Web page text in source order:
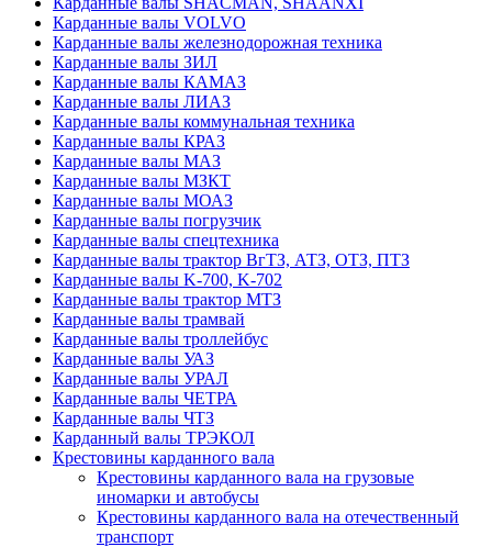
Карданные валы VOLVO
Карданные валы железнодорожная техника
Карданные валы ЗИЛ
Карданные валы КАМАЗ
Карданные валы ЛИАЗ
Карданные валы коммунальная техника
Карданные валы КРАЗ
Карданные валы МАЗ
Карданные валы МЗКТ
Карданные валы МОАЗ
Карданные валы погрузчик
Карданные валы спецтехника
Карданные валы трактор ВгТЗ, АТЗ, ОТЗ, ПТЗ
Карданные валы K-700, K-702
Карданные валы трактор МТЗ
Карданные валы трамвай
Карданные валы троллейбус
Карданные валы УАЗ
Карданные валы УРАЛ
Карданные валы ЧЕТРА
Карданные валы ЧТЗ
Карданный валы ТРЭКОЛ
Крестовины карданного вала
Крестовины карданного вала на грузовые
иномарки и автобусы
Крестовины карданного вала на отечественный
транспорт